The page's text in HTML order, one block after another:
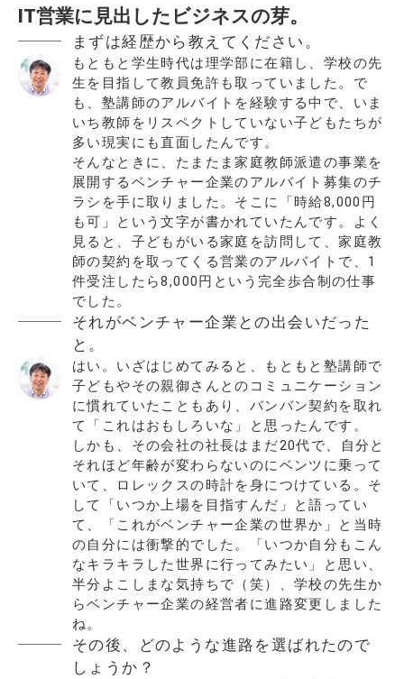
IT営業に見出したビジネスの芽。
まずは経歴から教えてください。
もともと学生時代は理学部に在籍し、学校の先
生を目指して教員免許も取っていました。で
も、塾講師のアルバイトを経験する中で、いま
いち教師をリスペクトしていない子どもたちが
多い現実にも直面したんです。
そんなときに、たまたま家庭教師派遣の事業を
展開するベンチャー企業のアルバイト募集のチ
ラシを手に取りました。そこに「時給8,000円
も可」という文字が書かれていたんです。よく
見ると、子どもがいる家庭を訪問して、家庭教
師の契約を取ってくる営業のアルバイトで、1
件受注したら8,000円という完全歩合制の仕事
でした。
それがベンチャー企業との出会いだった
と。
はい。いざはじめてみると、もともと塾講師で
子どもやその親御さんとのコミュニケーション
に慣れていたこともあり、バンバン契約を取れ
て「これはおもしろいな」と思ったんです。
しかも、その会社の社長はまだ20代で、自分と
それほど年齢が変わらないのにベンツに乗って
いて、ロレックスの時計を身につけている。そ
して「いつか上場を目指すんだ」と語ってい
て、「これがベンチャー企業の世界か」と当時
の自分には衝撃的でした。「いつか自分もこん
なキラキラした世界に行ってみたい」と思い、
半分よこしまな気持ちで（笑）、学校の先生か
らベンチャー企業の経営者に進路変更しました
ね。
その後、どのような進路を選ばれたので
しょうか？